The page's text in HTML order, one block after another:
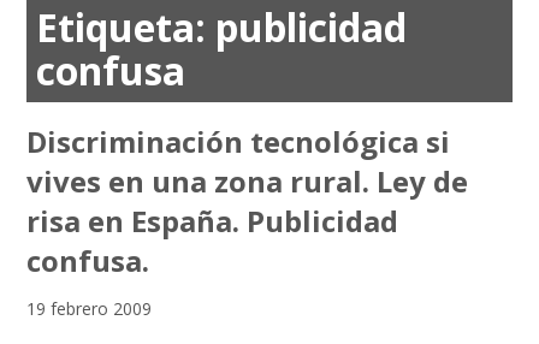
Etiqueta: publicidad
confusa
Discriminación tecnológica si
vives en una zona rural. Ley de
risa en España. Publicidad
confusa.
19 febrero 2009